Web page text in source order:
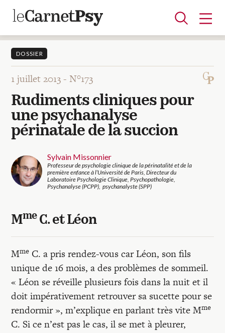
Articles
A la une
Adolescence
Dispositif
Enfance
Périnatalité
Psychanalyse
Psychopathologie
Soin
Dossiers
Auteurs
Blocs-notes
Recherches
Entretiens
Revues
DOSSIER
1 juillet 2013 -N°173
Rudiments cliniques pour
une psychanalyse
périnatale de la succion
Sylvain Missonnier
Professeur de psychologie clinique de la périnatalité et de la
première enfance à l’Université de Paris, Directeur du
Laboratoire Psychologie Clinique, Psychopathologie,
Psychanalyse (PCPP), psychanalyste (SPP)
MmeC. et Léon
Mme C. a pris rendez-vous car Léon, son fils
unique de 16 mois, a des problèmes de sommeil.
« Léon se réveille plusieurs fois dans la nuit et il
doit impérativement retrouver sa sucette pour se
rendormir », m’explique en parlant très vite Mme
C. Si ce n’est pas le cas, il se met à pleurer,